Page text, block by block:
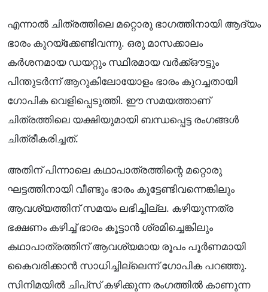
എന്നാൽ ചിത്രത്തിലെ മറ്റൊരു ഭാഗത്തിനായി ആദ്യം
ഭാരം കുറയ്ക്കേണ്ടിവന്നു. ഒരു മാസക്കാലം
കർശനമായ ഡയറ്റും സ്ഥിരമായ വർക്ക്‌ഔട്ടും
പിന്തുടർന്ന് ആറുകിലോയോളം ഭാരം കുറച്ചതായി
ഗോപിക വെളിപ്പെടുത്തി. ഈ സമയത്താണ്
ചിത്രത്തിലെ യക്ഷിയുമായി ബന്ധപ്പെട്ട രംഗങ്ങൾ
ചിത്രീകരിച്ചത്.
അതിന് പിന്നാലെ കഥാപാത്രത്തിന്റെ മറ്റൊരു
ഘട്ടത്തിനായി വീണ്ടും ഭാരം കൂട്ടേണ്ടിവന്നെങ്കിലും
ആവശ്യത്തിന് സമയം ലഭിച്ചില്ല. കഴിയുന്നത്ര
ഭക്ഷണം കഴിച്ച് ഭാരം കൂട്ടാൻ ശ്രമിച്ചെങ്കിലും
കഥാപാത്രത്തിന് ആവശ്യമായ രൂപം പൂർണമായി
കൈവരിക്കാൻ സാധിച്ചില്ലെന്ന് ഗോപിക പറഞ്ഞു.
സിനിമയിൽ ചിപ്‌സ് കഴിക്കുന്ന രംഗത്തിൽ കാണുന്ന